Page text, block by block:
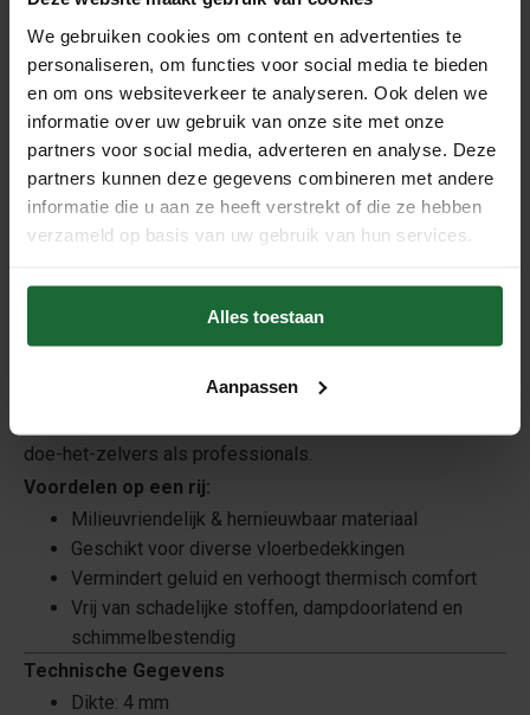
We gebruiken cookies om content en advertenties te
personaliseren, om functies voor social media te bieden
en om ons websiteverkeer te analyseren. Ook delen we
informatie over uw gebruik van onze site met onze
partners voor social media, adverteren en analyse. Deze
partners kunnen deze gegevens combineren met andere
informatie die u aan ze heeft verstrekt of die ze hebben
verzameld op basis van uw gebruik van hun services.
Alles toestaan
Aanpassen
Deze kurk op rol van 4 mm dik is een duurzame en
natuurlijke ondervloer, perfect voor gebruik onder laminaat,
parket, PVC, vinyl en keramische tegels. Gemaakt van
100% natuurkurk, biedt deze onderlaag uitstekende
geluidsdempende en warmte-isolerende eigenschappen
De kurk egaliseert kleine oneffenheden in de ondergrond
en vermindert contactgeluid. Dankzij de natuurlijke
levensduur van de bovenvloer. Het is eenvoudig te snijden
doe-het-zelvers als professionals.
Voordelen op een rij:
Milieuvriendelijk & hernieuwbaar materiaal
Geschikt voor diverse vloerbedekkingen
Vermindert geluid en verhoogt thermisch comfort
Vrij van schadelijke stoffen, dampdoorlatend en
schimmelbestendig
Technische Gegevens
Dikte: 4 mm